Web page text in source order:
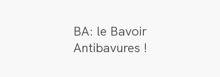
BA: le Bavoir
Antibavures !